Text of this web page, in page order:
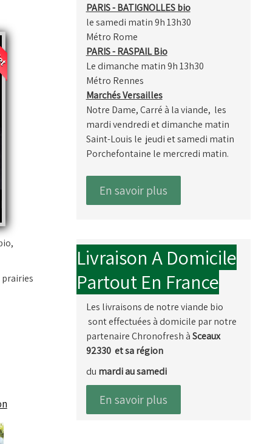
prairies
PARIS - BATIGNOLLES bio
le samedi matin 9h 13h30
Métro Rome
PARIS - RASPAIL Bio
Le dimanche matin 9h 13h30
Métro Rennes
Marchés Versailles
Notre Dame, Carré à la viande, les
mardi vendredi et dimanche matin
Saint-Louis le jeudi et samedi matin
Porchefontaine le mercredi matin.
En savoir plus
Livraison A Domicile
Partout En France
Les livraisons de notre viande bio
sont effectuées à domicile par notre
partenaire Chronofresh àSceaux
92330 et sa région
du mardi au samedi
En savoir plus